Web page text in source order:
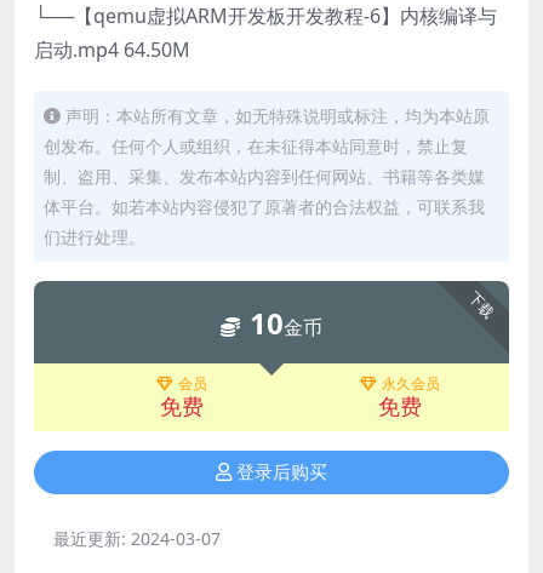
└──【qemu虚拟ARM开发板开发教程-6】内核编译与
启动.mp4 64.50M
声明：本站所有文章，如无特殊说明或标注，均为本站原
创发布。任何个人或组织，在未征得本站同意时，禁止复
制、盗用、采集、发布本站内容到任何网站、书籍等各类媒
体平台。如若本站内容侵犯了原著者的合法权益，可联系我
们进行处理。
下载
10金币
会员
免费
永久会员
免费
登录后购买
最近更新: 2024-03-07